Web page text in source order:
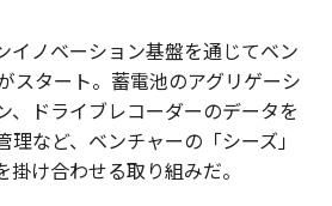
イノベーション基盤を通じてベン
スタート。蓄電池のアグリゲーシ
、ドライブレコーダーのデータを
など、ベンチャーの「シーズ」
け合わせる取り組みだ。